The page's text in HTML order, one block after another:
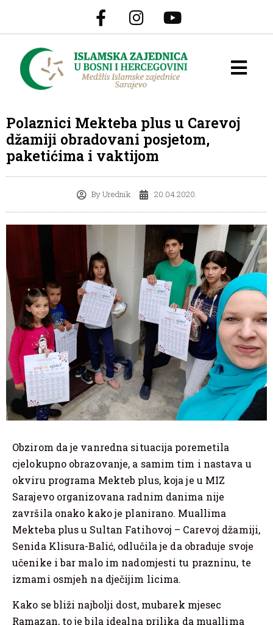
Polaznici Mekteba plus u Carevoj
džamiji obradovani posjetom,
paketićima i vaktijom
ByUrednik 20.04.2020.
Obzirom da je vanredna situacija poremetila
cjelokupno obrazovanje, a samim tim i nastava u
okviru programa Mekteb plus, koja je u MIZ
Sarajevo organizovana radnim danima nije
završila onako kako je planirano. Muallima
Mekteba plus u Sultan Fatihovoj – Carevoj džamiji,
Senida Klisura-Balić, odlučila je da obraduje svoje
učenike i bar malo im nadomjesti tu prazninu, te
izmami osmjeh na dječijim licima.
Kako se bliži najbolji dost, mubarek mjesec
Ramazan, to je bila idealna prilika da muallima